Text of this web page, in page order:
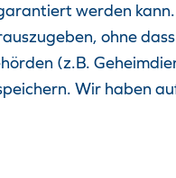
werden kann.
ohne
(z.B.
Wir haben